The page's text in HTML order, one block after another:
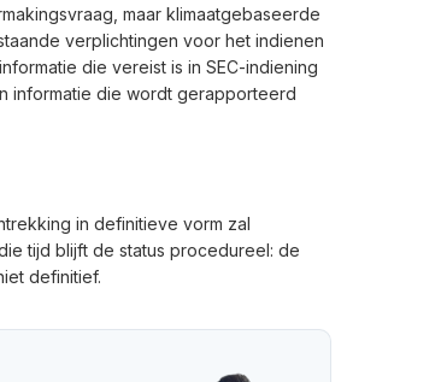
maar klimaatgebaseerde
verplichtingen voor het indienen
die vereist is in SEC-indiening
informatie die wordt gerapporteerd
in definitieve vorm zal
tijd blijft de status procedureel: de
definitief.